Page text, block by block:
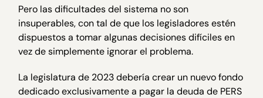
Pero las dificultades del sistema no son
insuperables, con tal de que los legisladores estén
dispuestos a tomar algunas decisiones difíciles en
vez de simplemente ignorar el problema.
La legislatura de 2023 debería crear un nuevo fondo
dedicado exclusivamente a pagar la deuda de PERS